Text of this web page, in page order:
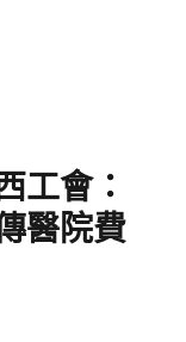
工會：
醫院費